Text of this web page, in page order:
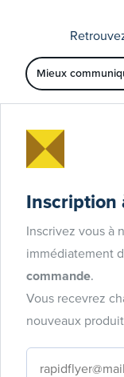
Mieux
Inscription
Inscrivez vous à
immédiatement
commande
Vous recevrez
nouveaux